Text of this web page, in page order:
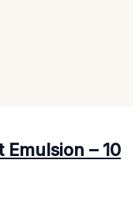
Emulsion – 10